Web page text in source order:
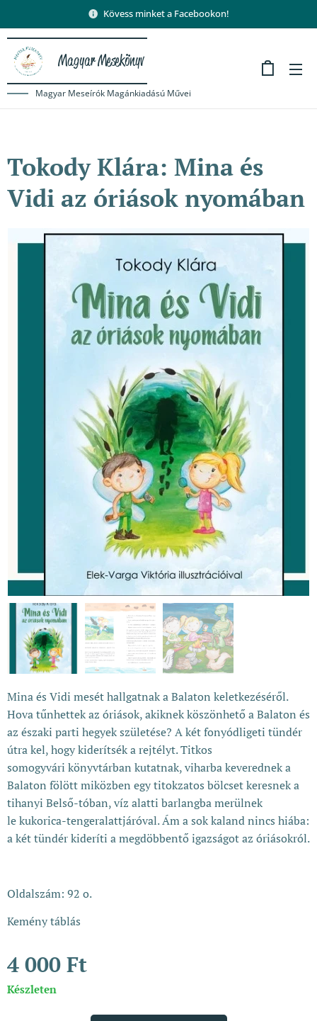
Kövess minket a Facebookon!
Magyar Mesekönyv
Magyar Meseírók Magánkiadású Művei
Tokody Klára: Mina és
Vidi az óriások nyomában
Mina és Vidi mesét hallgatnak a Balaton keletkezéséről.
Hova tűnhettek az óriások, akiknek köszönhető a Balaton és
az északi parti hegyek születése? A két fonyódligeti tündér
útra kel, hogy kiderítsék a rejtélyt. Titkos
somogyvári könyvtárban kutatnak, viharba keverednek a
Balaton fölött miközben egy titokzatos bölcset keresnek a
tihanyi Belső-tóban, víz alatti barlangba merülnek
le kukorica-tengeralattjáróval. Ám a sok kaland nincs hiába:
a két tündér kideríti a megdöbbentő igazságot az óriásokról.
Oldalszám: 92 o.
Kemény táblás
4 000 Ft
Készleten